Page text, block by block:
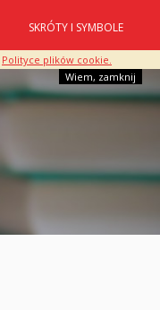
Polityce plików cookie.
Wiem, zamknij
SKRÓTY I SYMBOLE